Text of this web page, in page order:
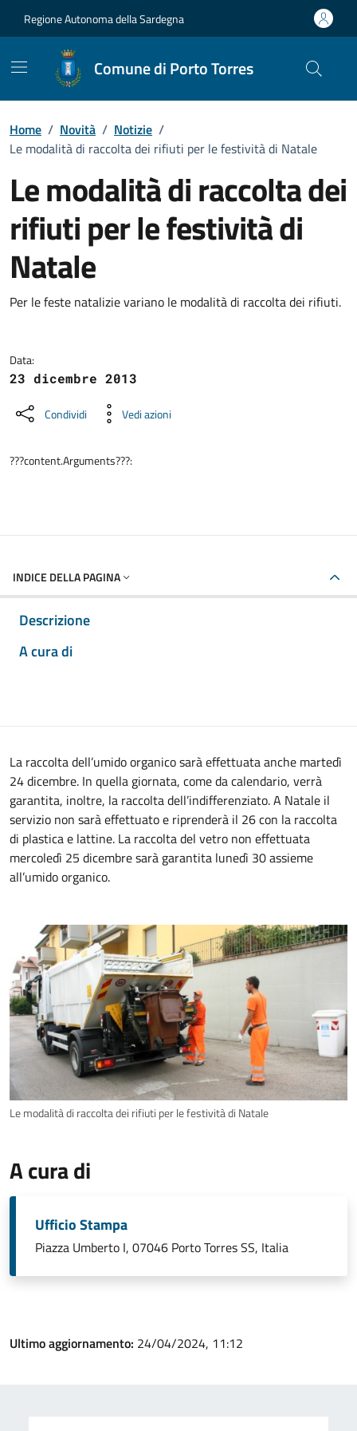
Regione Autonoma della Sardegna
Comune di Porto Torres
Home / Novità / Notizie /
Le modalità di raccolta dei rifiuti per le festività di Natale
Le modalità di raccolta dei
rifiuti per le festività di
Natale
Dettagli della notizia
Per le feste natalizie variano le modalità di raccolta dei rifiuti.
Data:
23 dicembre 2013
Condividi Vedi azioni
???content.Arguments???:
INDICE DELLA PAGINA
Descrizione
A cura di
La raccolta dell’umido organico sarà effettuata anche martedì
24 dicembre. In quella giornata, come da calendario, verrà
garantita, inoltre, la raccolta dell’indifferenziato. A Natale il
servizio non sarà effettuato e riprenderà il 26 con la raccolta
di plastica e lattine. La raccolta del vetro non effettuata
mercoledì 25 dicembre sarà garantita lunedì 30 assieme
all’umido organico.
Le modalità di raccolta dei rifiuti per le festività di Natale
A cura di
Ufficio Stampa
Piazza Umberto I, 07046 Porto Torres SS, Italia
Ultimo aggiornamento: 24/04/2024, 11:12